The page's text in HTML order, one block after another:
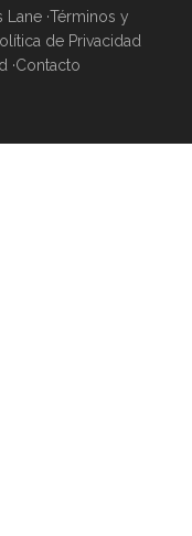
·Términos y
de Privacidad
·Contacto